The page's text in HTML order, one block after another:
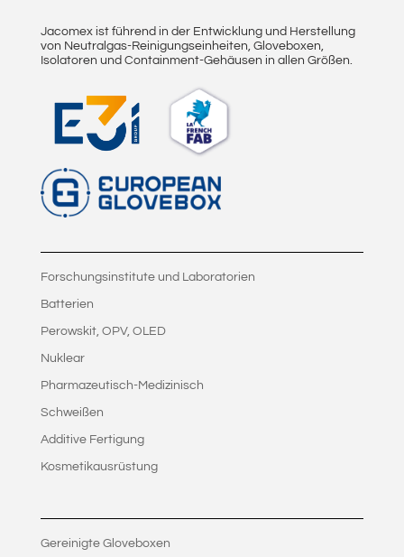
Jacomex ist führend in der Entwicklung und Herstellung
von Neutralgas-Reinigungseinheiten, Gloveboxen,
Isolatoren und Containment-Gehäusen in allen Größen.
Forschungsinstitute und Laboratorien
Batterien
Perowskit, OPV, OLED
Nuklear
Pharmazeutisch-Medizinisch
Schweißen
Additive Fertigung
Kosmetikausrüstung
Gereinigte Gloveboxen